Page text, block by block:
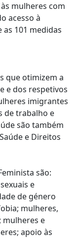
mulheres com
acesso à
101 medidas
que otimizem a
e dos respetivos
imigrantes
de trabalho e
são também
e Direitos
são:
e
de género
mulheres,
mulheres e
apoio às